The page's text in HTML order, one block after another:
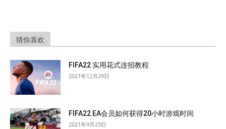
猜你喜欢
FIFA22 实用花式连招教程
2021年12月29日
FIFA22 EA会员如何获得20小时游戏时间
2021年9月23日